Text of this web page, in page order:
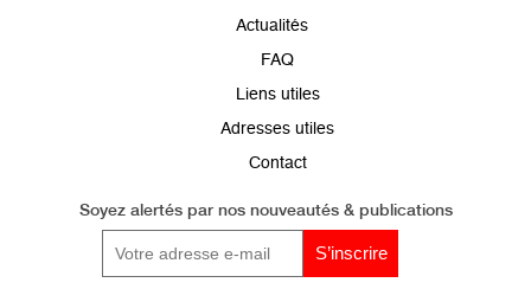
Actualités
FAQ
Liens utiles
Adresses utiles
Contact
Soyez alertés par nos nouveautés & publications